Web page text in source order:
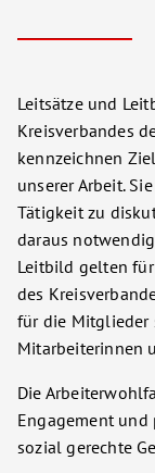
Leitsätze und
Kreisverbandes
kennzeichnen
unserer Arbeit.
Tätigkeit zu
daraus
Leitbild gelten
des
für die Mitglieder
Mitarbeiterinnen
Die
Engagement
sozial gerechte